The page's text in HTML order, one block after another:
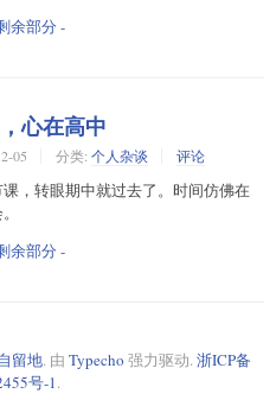
余部分 -
心在高中
05 分类: 个人杂谈 评论
，转眼期中就过去了。时间仿佛在
余部分 -
留地. 由 Typecho 强力驱动. 浙ICP备
号-1.